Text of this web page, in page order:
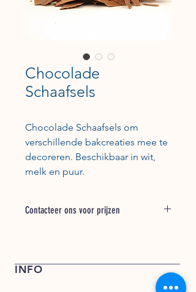
Chocolade
Schaafsels
Chocolade Schaafsels om
verschillende bakcreaties mee te
decoreren. Beschikbaar in wit,
melk en puur.
Contacteer ons voor prijzen
INFO